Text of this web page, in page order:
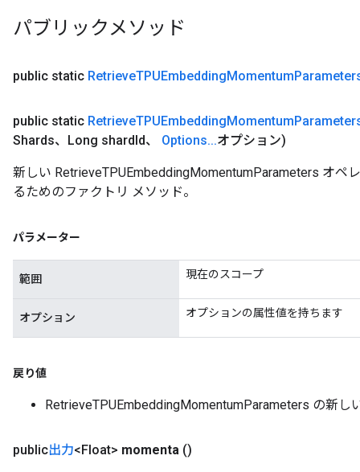
パブリックメソッド
public static RetrieveTPUEmbeddingMomentum
public static RetrieveTPUEmbeddingMomentum
Shards、Long shardId、 Options...オプション)
新しい RetrieveTPUEmbeddingMomentumParameters オペ
るためのファクトリ メソッド。
パラメーター
範囲 現在のスコープ
オプション オプションの属性値を持ちます
戻り値
RetrieveTPUEmbeddingMomentumParameters の新し
public出力<Float> momenta ()